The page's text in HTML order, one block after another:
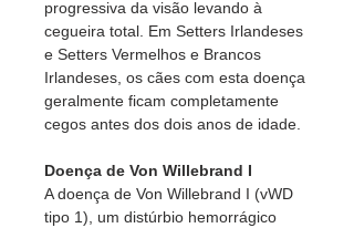
progressiva da visão levando à
cegueira total. Em Setters Irlandeses
e Setters Vermelhos e Brancos
Irlandeses, os cães com esta doença
geralmente ficam completamente
cegos antes dos dois anos de idade.
Doença de Von Willebrand I
A doença de Von Willebrand I (vWD
tipo 1), um distúrbio hemorrágico